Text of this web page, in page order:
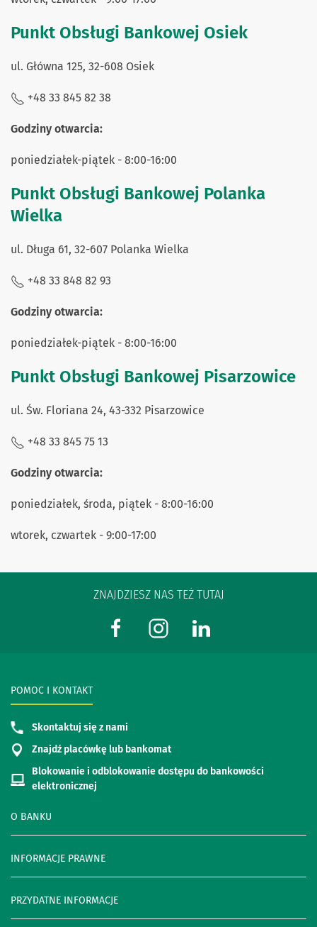
Punkt Obsługi Bankowej Osiek
ul. Główna 125, 32-608 Osiek
+48 33 845 82 38
Godziny otwarcia:
poniedziałek-piątek - 8:00-16:00
Punkt Obsługi Bankowej Polanka
Wielka
ul. Długa 61, 32-607 Polanka Wielka
+48 33 848 82 93
Godziny otwarcia:
poniedziałek-piątek - 8:00-16:00
Punkt Obsługi Bankowej Pisarzowice
ul. Św. Floriana 24, 43-332 Pisarzowice
+48 33 845 75 13
Godziny otwarcia:
poniedziałek, środa, piątek - 8:00-16:00
wtorek, czwartek - 9:00-17:00
ZNAJDZIESZ NAS TEŻ TUTAJ
O BANKU
INFORMACJE PRAWNE
PRZYDATNE INFORMACJE
POMOC I KONTAKT
Skontaktuj się z nami
Znajdź placówkę lub bankomat
Blokowanie i odblokowanie dostępu do bankowości
elektronicznej